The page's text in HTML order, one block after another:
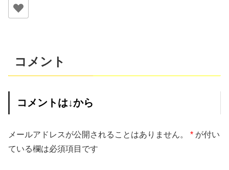
コメント
コメントは↓から
メールアドレスが公開されることはありません。 * が付い
ている欄は必須項目です